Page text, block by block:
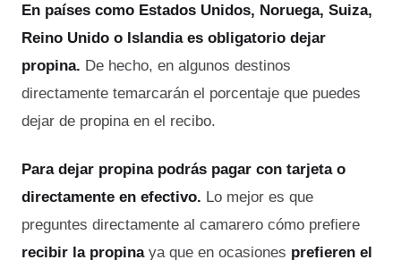
En países como Estados Unidos, Noruega, Suiza,
Reino Unido o Islandia es obligatorio dejar
propina. De hecho, en algunos destinos
directamente temarcarán el porcentaje que puedes
dejar de propina en el recibo.
Para dejar propina podrás pagar con tarjeta o
directamente en efectivo. Lo mejor es que
preguntes directamente al camarero cómo prefiere
recibir la propina ya que en ocasiones prefieren el